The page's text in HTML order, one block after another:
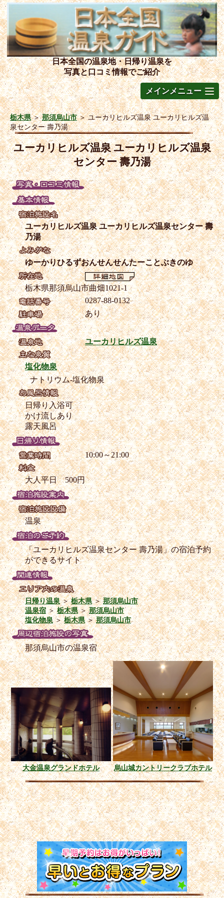
日本全国の温泉地・日帰り温泉を
写真と口コミ情報でご紹介
メインメニュー
栃木県＞那須烏山市＞ユーカリヒルズ温泉 ユーカリヒルズ温
泉センター 壽乃湯
ユーカリヒルズ温泉 ユーカリヒルズ温泉
センター 壽乃湯
ユーカリヒルズ温泉 ユーカリヒルズ温泉センター 壽
乃湯
ゆーかりひるずおんせんせんたーことぶきのゆ
栃木県那須烏山市曲畑1021-1
0287-88-0132
あり
ユーカリヒルズ温泉
塩化物泉
ナトリウム-塩化物泉
日帰り入浴可
かけ流しあり
露天風呂
10:00～21:00
大人平日 500円
温泉
「ユーカリヒルズ温泉センター 壽乃湯」の宿泊予約
ができるサイト
日帰り温泉＞栃木県＞那須烏山市
温泉宿＞栃木県＞那須烏山市
塩化物泉＞栃木県＞那須烏山市
那須烏山市の温泉宿
大金温泉グランドホテル 烏山城カントリークラブホテル